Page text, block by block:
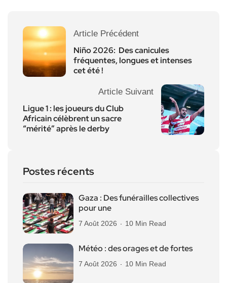
Article Précédent
Niño 2026: Des canicules
fréquentes, longues et intenses
cet été !
Article Suivant
Ligue 1 : les joueurs du Club
Africain célèbrent un sacre
“mérité” après le derby
Postes récents
Gaza : Des funérailles collectives
pour une
7 Août 2026 10 Min Read
Météo : des orages et de fortes
7 Août 2026 10 Min Read